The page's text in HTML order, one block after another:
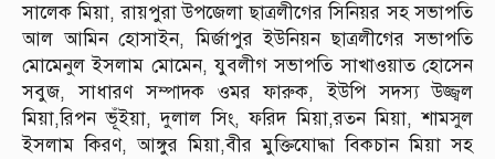
সালেক মিয়া, রায়পুরা উপজেলা ছাত্রলীগের সিনিয়র সহ সভাপতি
আল আমিন হোসাইন, মির্জাপুর ইউনিয়ন ছাত্রলীগের সভাপতি
মোমেনুল ইসলাম মোমেন, যুবলীগ সভাপতি সাখাওয়াত হোসেন
সবুজ, সাধারণ সম্পাদক ওমর ফারুক, ইউপি সদস্য উজ্জ্বল
মিয়া,রিপন ভূঁইয়া, দুলাল সিং, ফরিদ মিয়া,রতন মিয়া, শামসুল
ইসলাম কিরণ, আঙ্গুর মিয়া,বীর মুক্তিযোদ্ধা বিকচান মিয়া সহ